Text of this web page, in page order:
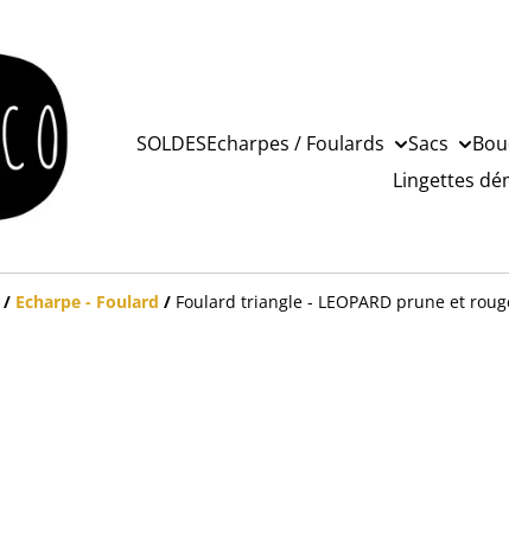
SOLDESEcharpes / Foulards Sacs
Lingettes
/ Echarpe - Foulard / Foulard triangle - LEOPARD prune et